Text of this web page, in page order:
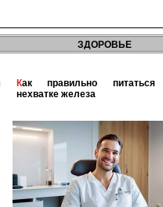
ЗДОРОВЬЕ
Как правильно питаться при
нехватке железа